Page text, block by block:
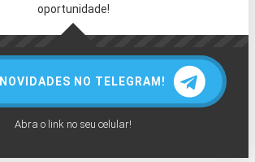
oportunidade!
NO TELEGRAM!
Abra o link no seu celular!